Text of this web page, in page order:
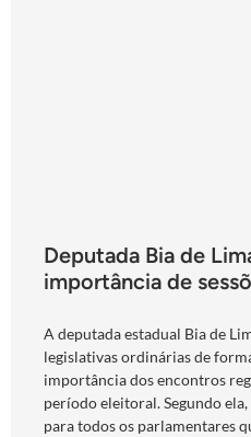
Deputada Bia de
importância de
“obrigação com o
A deputada estadual Bia de
legislativas ordinárias de
importância dos encontros
período eleitoral. Segundo
para todos os parlamentares